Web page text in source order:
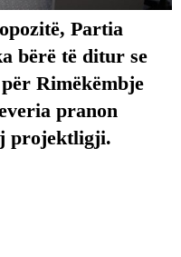
Partia
bërë të ditur se
Rimëkëmbje
pranon
projektligji.